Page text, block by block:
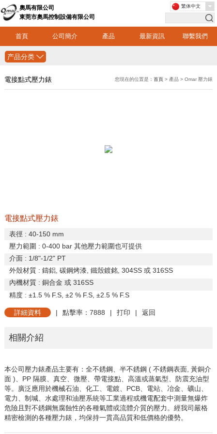
奧馬有限公司
東莞市奧馬控制設備有限公司
首頁 公司簡介 產品 最新資訊 聯繫我們
繁体中文
产品分类
電接點式壓力錶 您現在的位置是：首頁 > 產品 > Omar 壓力錶
電接點式壓力錶
表徑 : 40-150 mm
壓力範圍 : 0-400 bar 其他壓力範圍也可提供
介面: 1/8"-1/2" PT
外殼材質: 鑄鋁, 碳鋼烤漆, 鐵殼鍍銘, 304SS 或316SS
內機材質: 銅合金 或316SS
精度: ±1.5 % F.S, ±2 % F.S, ±2.5 % F.S
詳細資料 | 點擊率：7888 | 打印 | 返回
相關介紹
本公司壓力錶產品主要有：全不銹鋼、半不銹鋼( 不銹鋼表面, 黃銅介
面) PP 隔膜、真空、微壓、帶電接點、高溫或蒸氣型、防震充油型
等。廣泛應用於機械石油、化工、電鍍、 PCB、電站、 冶金、礦山、
電力、制堿、水處理和油壓系統等工業過程或機電配套中測量無爆炸
危險且對不銹鋼無腐蝕性的各種氣體或流體介質的壓力。經我司嚴格
精密檢測的各種壓力錶，均保持一貫高品質和低價格的優勢。